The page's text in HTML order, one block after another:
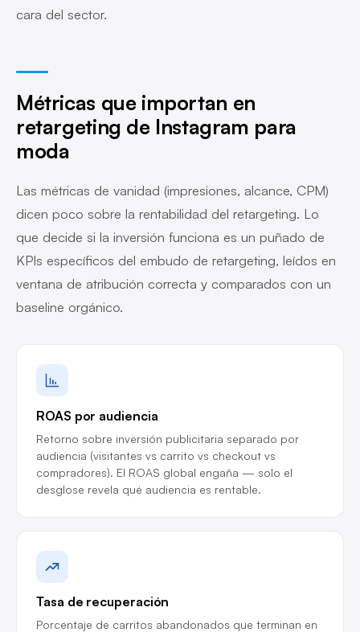
cara del sector.
Métricas que importan en
retargeting de Instagram para
moda
Las métricas de vanidad (impresiones, alcance, CPM)
dicen poco sobre la rentabilidad del retargeting. Lo
que decide si la inversión funciona es un puñado de
KPIs específicos del embudo de retargeting, leídos en
ventana de atribución correcta y comparados con un
baseline orgánico.
ROAS por audiencia
Retorno sobre inversión publicitaria separado por
audiencia (visitantes vs carrito vs checkout vs
compradores). El ROAS global engaña — solo el
desglose revela qué audiencia es rentable.
Tasa de recuperación
Porcentaje de carritos abandonados que terminan en